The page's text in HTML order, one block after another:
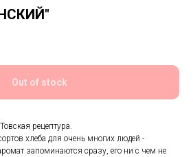
Out of stock
рецептура.
хлеба для очень многих людей -
запоминаются сразу, его ни с чем не